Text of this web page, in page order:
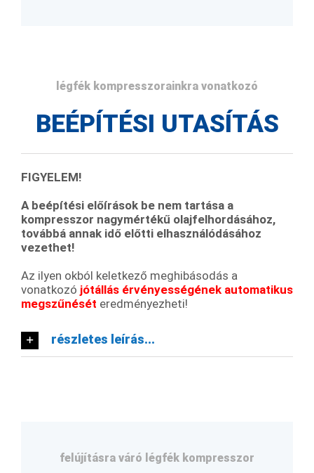
légfék kompresszorainkra vonatkozó
BEÉPÍTÉSI UTASÍTÁS
FIGYELEM!
A beépítési előírások be nem tartása a
kompresszor nagymértékű olajfelhordásához,
továbbá annak idő előtti elhasználódásához
vezethet!
Az ilyen okból keletkező meghibásodás a
vonatkozó jótállás érvényességének automatikus
megszűnését eredményezheti!
részletes leírás...
felújításra váró légfék kompresszor